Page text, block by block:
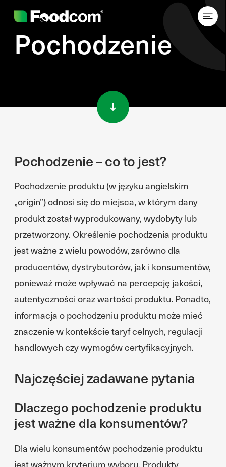
Pochodzenie
Pochodzenie – co to jest?
Pochodzenie produktu (w języku angielskim
„origin”) odnosi się do miejsca, w którym dany
produkt został wyprodukowany, wydobyty lub
przetworzony. Określenie pochodzenia produktu
jest ważne z wielu powodów, zarówno dla
producentów, dystrybutorów, jak i konsumentów,
ponieważ może wpływać na percepcję jakości,
autentyczności oraz wartości produktu. Ponadto,
informacja o pochodzeniu produktu może mieć
znaczenie w kontekście taryf celnych, regulacji
handlowych czy wymogów certyfikacyjnych.
Najczęściej zadawane pytania
Dlaczego pochodzenie produktu
jest ważne dla konsumentów?
Dla wielu konsumentów pochodzenie produktu
jest ważnym kryterium wyboru. Produkty